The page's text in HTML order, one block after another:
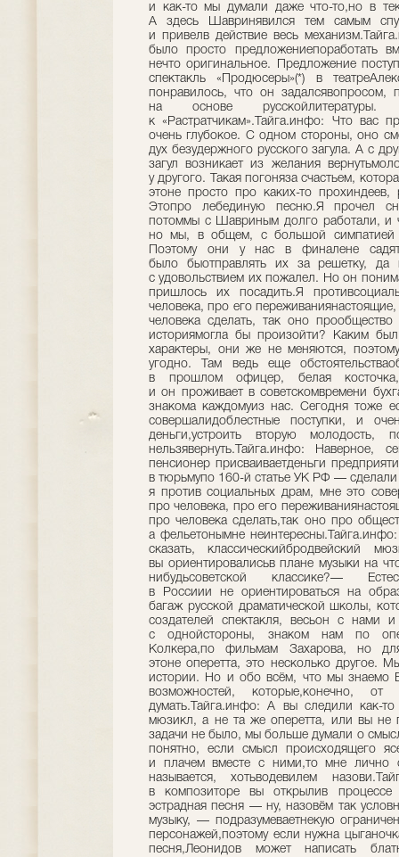
и как-то мы думали даже что-то,но в
А здесь Шавринявился тем самым
и привелв действие весь
было просто предложениепоработать
нечто оригинальное. Предложение
спектакль «Продюсеры»(*) в
понравилось, что он задалсявопросом,
на основе
к «Растратчикам».Тайга.инфо: Что вас
очень глубокое. С одном стороны, оно
дух безудержного русского загула. А с
загул возникает из желания
у другого. Такая погоняза счастьем,
этоне просто про каких-то
Этопро лебединую песню.Я прочел
потоммы с Шавриным долго работали, и
но мы, в общем, с большой симпатией
Поэтому они у нас в финалене
было быотправлять их за решетку,
с удовольствием их пожалел. Но он
пришлось их посадить.Я
человека, про его
человека сделать, так оно
историямогла бы произойти? Каким
характеры, они же не меняются,
угодно. Там ведь еще
в прошлом офицер, белая
и он проживает в советскомвремени
знакома каждомуиз нас. Сегодня тоже
совершалидоблестные поступки, и
деньги,устроить вторую молодость,
нельзявернуть.Тайга.инфо:
пенсионер присваиваетденьги
в тюрьмупо 160-й статье УК РФ —
я против социальных драм, мне это
про человека, про его
про человека сделать,так оно про
а фельетонымне
сказать, классическийбродвейский
вы ориентировалисьв плане музыки на
нибудьсоветской классике?—
в Россиии не ориентироваться на
багаж русской драматической школы,
создателей спектакля, весьон с нами
с однойстороны, знаком нам по
Колкера,по фильмам Захарова, но
этоне оперетта, это несколько другое.
истории. Но и обо всём, что мы знаемо
возможностей, которые,конечно, от
думать.Тайга.инфо: А вы следили как-
мюзикл, а не та же оперетта, или вы не
задачи не было, мы больше думали о
понятно, если смысл происходящего
и плачем вместе с ними,то мне лично
называется, хотьводевилем
в композиторе вы открылив
эстрадная песня — ну, назовём так
музыку, — подразумеваетнекую
персонажей,поэтому если нужна
песня,Леонидов может написать